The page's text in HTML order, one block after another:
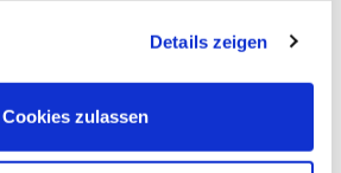
Details zeigen
Cookies zulassen